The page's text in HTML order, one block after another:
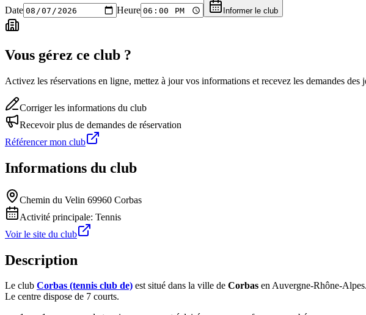
Date Heure Informer le club
Vous gérez ce club ?
Activez les réservations en ligne, mettez à jour vos informations et recevez les demandes des
Corriger les informations du club
Recevoir plus de demandes de réservation
Référencer mon club
Informations du club
Chemin du Velin 69960 Corbas
Activité principale: Tennis
Voir le site du club
Description
Le club Corbas (tennis club de) est situé dans la ville de Corbas en Auvergne-Rhône-Alpes.
Le centre dispose de 7 courts.